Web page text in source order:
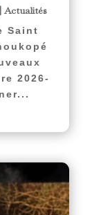
Actualités
Saint
2026-